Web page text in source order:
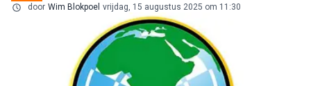
door Wim Blokpoel vrijdag, 15 augustus 2025 om 11:30